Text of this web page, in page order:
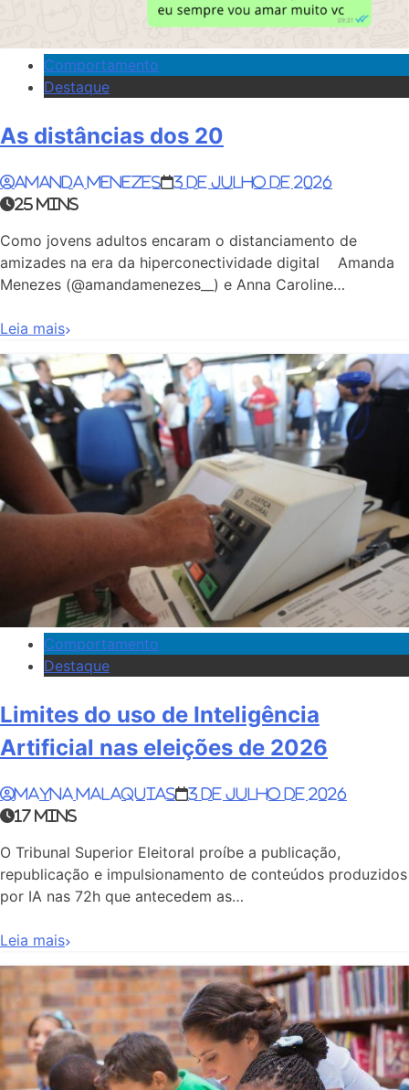
Comportamento
Destaque
As distâncias dos 20
Amanda Menezes
3 de julho de 2026
25 mins
Como jovens adultos encaram o distanciamento de
amizades na era da hiperconectividade digital Amanda
Menezes (@amandamenezes__) e Anna Caroline…
Leia mais
Comportamento
Destaque
Limites do uso de Inteligência
Artificial nas eleições de 2026
Mayna Malaquias
3 de julho de 2026
17 mins
O Tribunal Superior Eleitoral proíbe a publicação,
republicação e impulsionamento de conteúdos produzidos
por IA nas 72h que antecedem as…
Leia mais